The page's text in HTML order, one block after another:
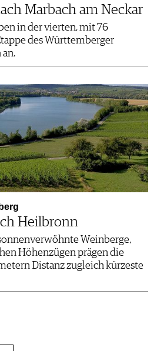
Marbach am Neckar
in der vierten, mit 76
des Württemberger
an.
Heilbronn
Weinberge,
Höhenzügen prägen die
Distanz zugleich kürzeste